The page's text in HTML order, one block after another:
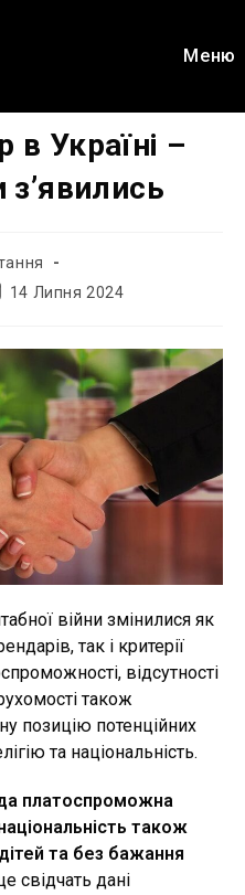
Меню
в Україні –
з’явились
14 Липня 2024
війни змінилися як
так і критерії
відсутності
також
позицію потенційних
та національність.
платоспроможна
також
та без бажання
свідчать дані